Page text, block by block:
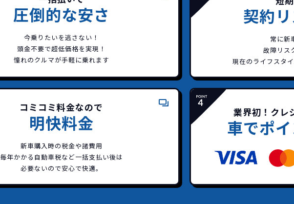
圧倒的な安さ
今乗りたいを逃さない！
頭金不要で超低価格を実現！
憧れのクルマが手軽に乗れます
契約
常に新
故障リス
現在のライフスタ
コミコミ料金なので
明快料金
新車購入時の税金や諸費用
毎年かかる自動車税など一括支払い後は
必要ないので安心で快適。
業界初！クレ
車でポ
どこよりも安くご契約いただけま
イッカーズは高残価設定を実現！
憧れのクルマが手軽に乗れます
短期間だから安心！
イッカーズなら短期リースでも安いんです！
常に新車なので故障の心配がありませんし、急なライフスタイルの変化
一括払いで安心
イッカーズなら頭金・ボーナス払い・諸経費・税金など一
一括価格をお支払いいただくだけでご利用いただけま